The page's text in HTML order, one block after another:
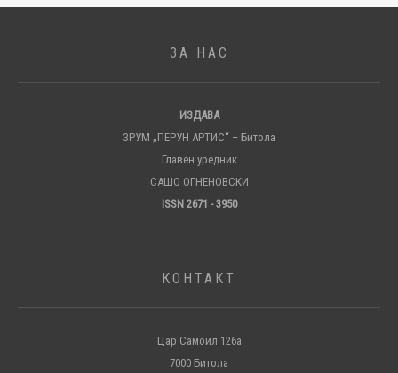
ЗА НАС
ИЗДАВА
ЗРУМ „ПЕРУН АРТИС“ – Битола
Главен уредник
САШО ОГНЕНОВСКИ
ISSN 2671 - 3950
КОНТАКТ
Цар Самоил 126а
7000 Битола